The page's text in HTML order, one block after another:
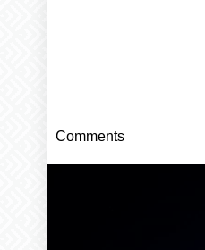
Comments